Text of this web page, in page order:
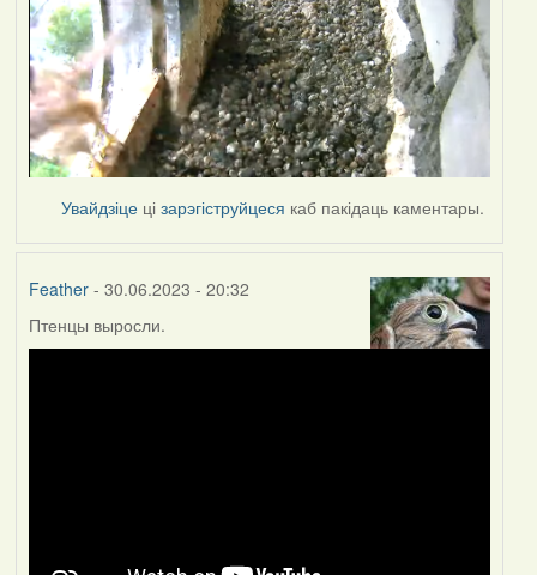
Увайдзіце цізарэгіструйцеся каб пакідаць каментары.
Feather- 30.06.2023 - 20:32
Птенцы выросли.